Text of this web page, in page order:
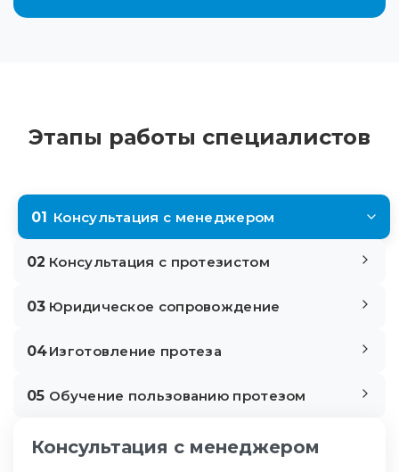
Этапы работы специалистов
01 Консультация с менеджером
02 Консультация с протезистом
03 Юридическое сопровождение
04Изготовление протеза
05 Обучение пользованию протезом
Консультация с менеджером